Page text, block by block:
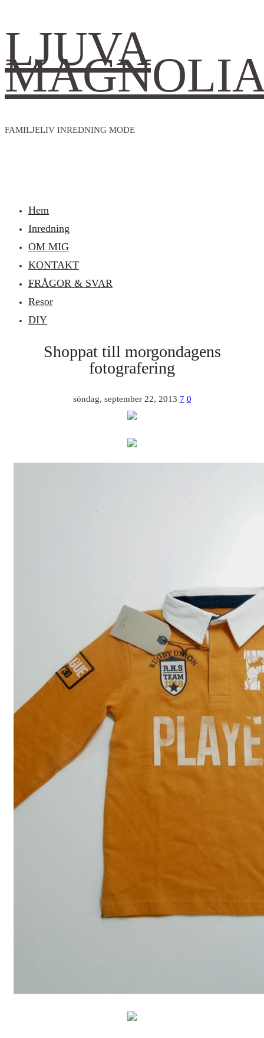
LJUVA
FAMILJELIV INREDNING MODE
Hem
Inredning
OM MIG
KONTAKT
FRÅGOR & SVAR
Resor
DIY
Shoppat till morgondagens
fotografering
söndag, september 22, 2013 7 0